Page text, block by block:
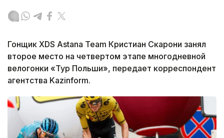
Гонщик XDS Astana Team Кристиан Скарони занял
второе место на четвертом этапе многодневной
велогонки «Тур Польши», передает корреспондент
агентства Kazinform.